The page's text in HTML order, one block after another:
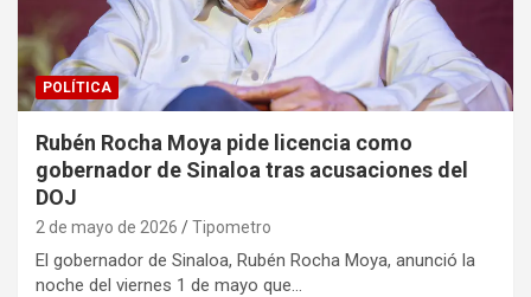
POLÍTICA
Rubén Rocha Moya pide licencia como
gobernador de Sinaloa tras acusaciones del
DOJ
2 de mayo de 2026 Tipometro
El gobernador de Sinaloa, Rubén Rocha Moya, anunció la
noche del viernes 1 de mayo que…